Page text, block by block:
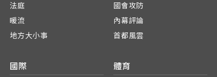
法庭
暖流
地方大小事
國會攻防
內幕評論
首都風雲
國際 體育